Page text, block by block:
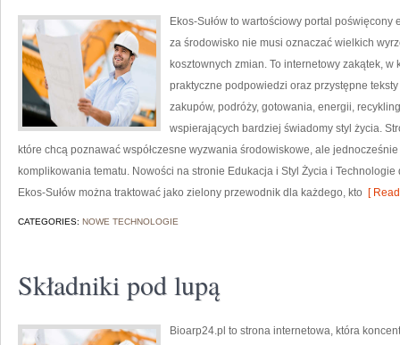
Ekos-Sułów to wartościowy portal
za środowisko nie musi oznaczać wielkich
kosztownych zmian. To internetowy zakątek,
praktyczne podpowiedzi oraz przystępne
zakupów, podróży, gotowania, energii,
wspierających bardziej świadomy styl życia.
które chcą poznawać współczesne wyzwania środowiskowe, ale
komplikowania tematu. Nowości na stronie Edukacja i Styl Życia i
Ekos-Sułów można traktować jako zielony przewodnik dla każdego, kto [
CATEGORIES: NOWE TECHNOLOGIE
Składniki pod lupą
Bioarp24.pl to strona internetowa, która